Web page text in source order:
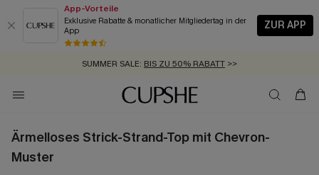
App-Vorteile
Exklusive Rabatte & monatlicher Mitgliedertag in der
App
ZUR APP
GRATIS MASSBAND MIT JEDEM SCHNELLVERSAND-ARTIKEL >>
SUMMER SALE: BIS ZU 50% RABATT >>
ZUM NEWSLETTER:BIS ZU -20% EXTRA ERHALTEN
KOSTENLOSER VERSAND AB 89 €
Ärmelloses Strick-Strand-Top mit Chevron-
Muster